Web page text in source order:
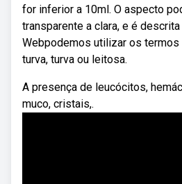
for inferior a 10ml. O aspecto
transparente a clara, e é
Webpodemos utilizar os
turva, turva ou leitosa.
A presença de leucócitos,
muco, cristais,.